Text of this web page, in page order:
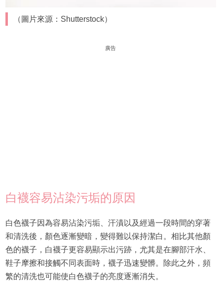
（圖片來源：Shutterstock）
廣告
白襪容易沾染污垢的原因
白色襪子因為容易沾染污垢、汗漬以及經過一段時間的穿著
和清洗後，顏色逐漸變暗，變得難以保持潔白。相比其他顏
色的襪子，白襪子更容易顯示出污跡，尤其是在腳部汗水、
鞋子摩擦和接觸不同表面時，襪子迅速變髒。除此之外，頻
繁的清洗也可能使白色襪子的亮度逐漸消失。